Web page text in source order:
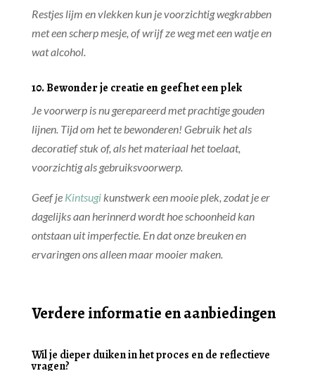
Restjes lijm en vlekken kun je voorzichtig wegkrabben
met een scherp mesje, of wrijf ze weg met een watje en
wat alcohol.
10. Bewonder je creatie en geef het een plek
Je voorwerp is nu gerepareerd met prachtige gouden
lijnen. Tijd om het te bewonderen! Gebruik het als
decoratief stuk of, als het materiaal het toelaat,
voorzichtig als gebruiksvoorwerp.
Geef je Kintsugikunstwerk een mooie plek, zodat je er
dagelijks aan herinnerd wordt hoe schoonheid kan
ontstaan uit imperfectie. En dat onze breuken en
ervaringen ons alleen maar mooier maken.
Verdere informatie en aanbiedingen
Wil je dieper duiken in het proces en de reflectieve
vragen?